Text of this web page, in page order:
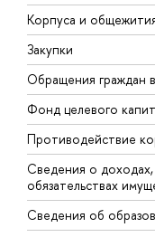
Корпуса и
Закупки
Обращения
Фонд целевого
Противодействие
Сведения о
обязательствах
Сведения об